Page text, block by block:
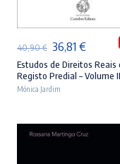
40,90€ O
preço
original
40,90 €.
36,81 €O
preço
atual
36,81
Estudos de Direitos Reais
Registo Predial – Volume II
Mónica Jardim